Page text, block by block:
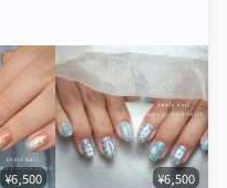
¥6,500 ¥6,500